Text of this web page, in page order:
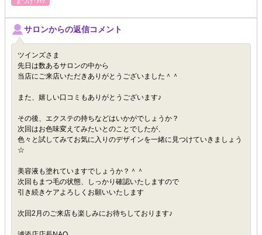
サロンからの返信コメント
ツインズさま
先日は数あるサロンの中から
当店にご来店いただきありがとうございました＾＾
また、嬉しい口コミもありがとうございます♪
その後、エクステの持ちなどはいかがでしょうか？
次回はお色味変えてみたいとのことでしたが、
色々と試してみてお気に入りのデザインを一緒に見つけていきましょう
☆
美容液も塗れていますでしょうか？＾＾
次回もまつ毛の状態、しっかり確認いたしますので
引き続きケアよろしくお願いいたします
次回2月のご来店も楽しみにお待ちしております♪